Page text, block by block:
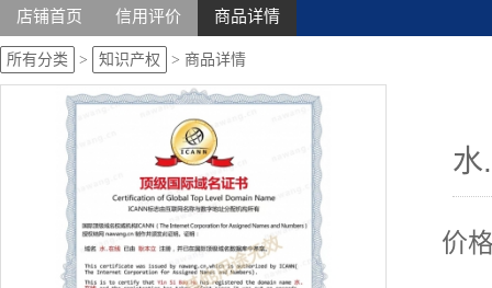
店铺首页 信用评价 商品详情
所有分类 > 知识产权 > 商品详情
水
价